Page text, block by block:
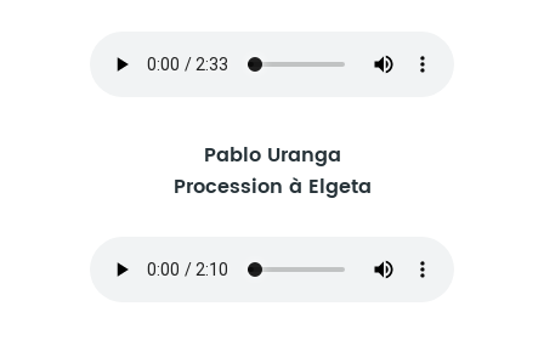
Pablo Uranga
Procession à Elgeta